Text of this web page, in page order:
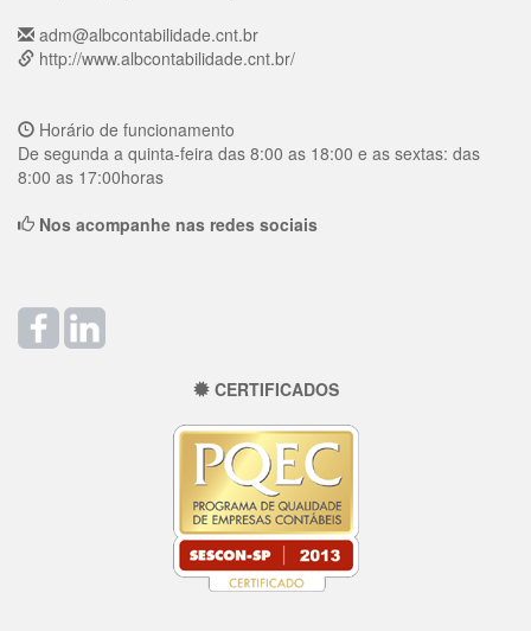
adm@albcontabilidade.cnt.br
http://www.albcontabilidade.cnt.br/
Horário de funcionamento
De segunda a quinta-feira das 8:00 as 18:00 e as sextas: das
8:00 as 17:00horas
Nos acompanhe nas redes sociais
CERTIFICADOS